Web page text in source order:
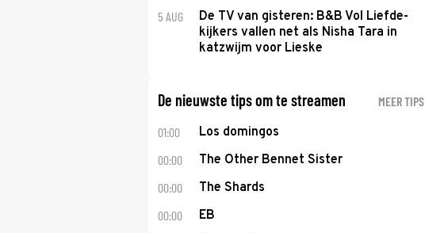
5 AUG
De TV van gisteren: B&B Vol Liefde-
kijkers vallen net als Nisha Tara in
katzwijm voor Lieske
De nieuwste tips om te streamen MEER TIPS
01:00 Los domingos
00:00 The Other Bennet Sister
00:00 The Shards
00:00 EB